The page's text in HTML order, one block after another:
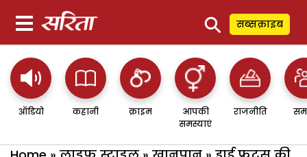
⚲ सब्सक्राइब
ऑडियो कहानी क्राइम
आपकी
समस्याएं
राजनीति